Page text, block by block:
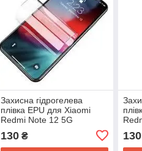
Захисна гідрогелева
плівка EPU для Xiaomi
Redmi Note 12 5G
130₴ 130